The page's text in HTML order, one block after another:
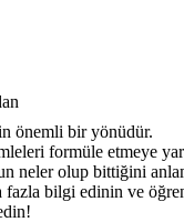
önemli bir yönüdür.
formüle etmeye
neler olup bittiğini
fazla bilgi edinin ve